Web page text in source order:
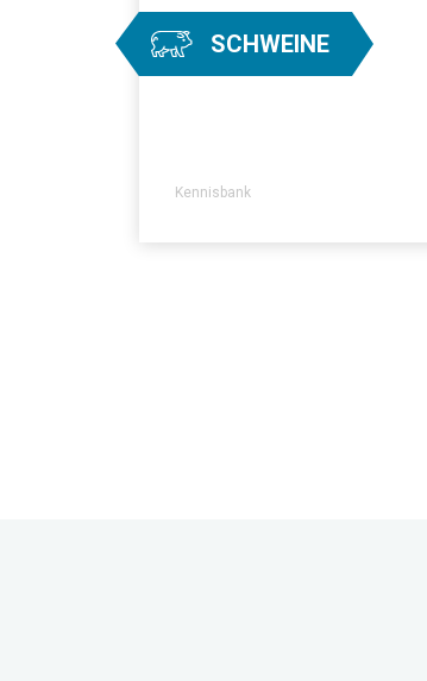
SCHWEINE
Kennisbank